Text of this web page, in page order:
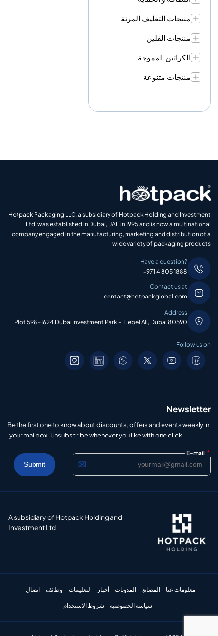
منتجات التغليف المرنة
منتجات الفلين
الكراتين المموجة
منتجات متنوعة
Hotpack Packaging LLC, a subsidiary of Hotpack Holding and Investment
Ltd, was established in Dubai, UAE in 1995 and is now a multinational
company engaged in the manufacturing, marketing and distribution of a
wide variety of packaging products
Have a question?
+971 4 805 1888
Contact us at
contact@hotpackglobal.com
Address
Plot 598-1624,Dubai Investment Park – 1 Jebel Ali, Dubai 80590
Follow us on
Newsletter
Be the first one to know about discounts, offers and events weekly in
your mailbox. Unsubscribe whenever you like with one click.
E-mail *
A subsidiary of Hotpack Holding and
Investment Ltd
معلومات عنا المصانع المدونات أخبار التعليمات وظائف اتصال
سياسة الخصوصية شروط الاستخدام